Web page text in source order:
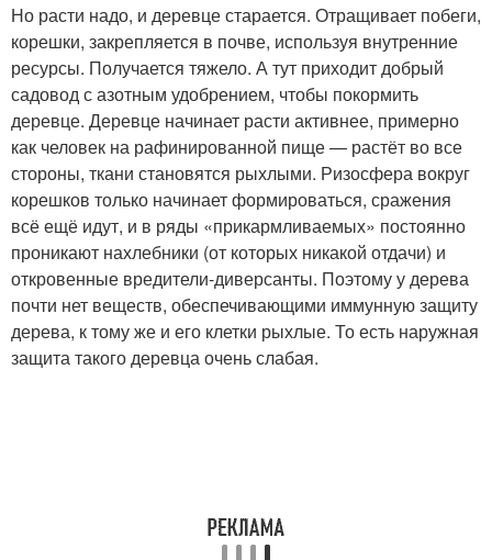
Но расти надо, и деревце старается. Отращивает побеги,
корешки, закрепляется в почве, используя внутренние
ресурсы. Получается тяжело. А тут приходит добрый
садовод с азотным удобрением, чтобы покормить
деревце. Деревце начинает расти активнее, примерно
как человек на рафинированной пище — растёт во все
стороны, ткани становятся рыхлыми. Ризосфера вокруг
корешков только начинает формироваться, сражения
всё ещё идут, и в ряды «прикармливаемых» постоянно
проникают нахлебники (от которых никакой отдачи) и
откровенные вредители-диверсанты. Поэтому у дерева
почти нет веществ, обеспечивающими иммунную защиту
дерева, к тому же и его клетки рыхлые. То есть наружная
защита такого деревца очень слабая.